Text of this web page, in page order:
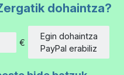
dohaintza?
€
Egin dohaintza
PayPal erabiliz